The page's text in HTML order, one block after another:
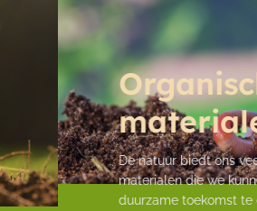
Organische
materialen
De natuur biedt ons veel
materialen die we kunnen
duurzame toekomst te creëren.